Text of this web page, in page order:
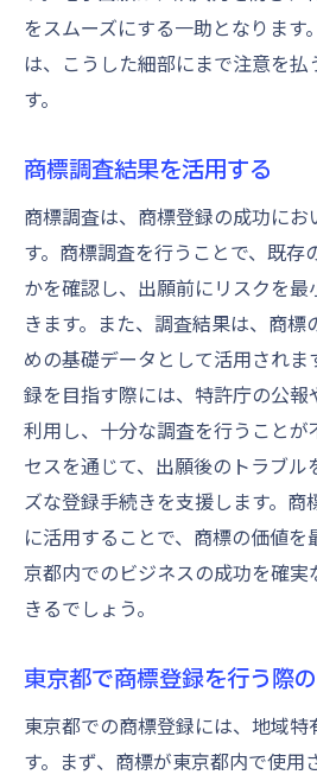
をスムーズにする一助となります
は、こうした細部にまで注意を払
す。
商標調査結果を活用する
商標調査は、商標登録の成功に
す。商標調査を行うことで、既存
かを確認し、出願前にリスクを
きます。また、調査結果は、商標
めの基礎データとして活用されま
録を目指す際には、特許庁の公報
利用し、十分な調査を行うことが
セスを通じて、出願後のトラブル
ズな登録手続きを支援します。商
に活用することで、商標の価値
京都内でのビジネスの成功を確
きるでしょう。
東京都で商標登録を行う際
東京都での商標登録には、地域特
す。まず、商標が東京都内で使用